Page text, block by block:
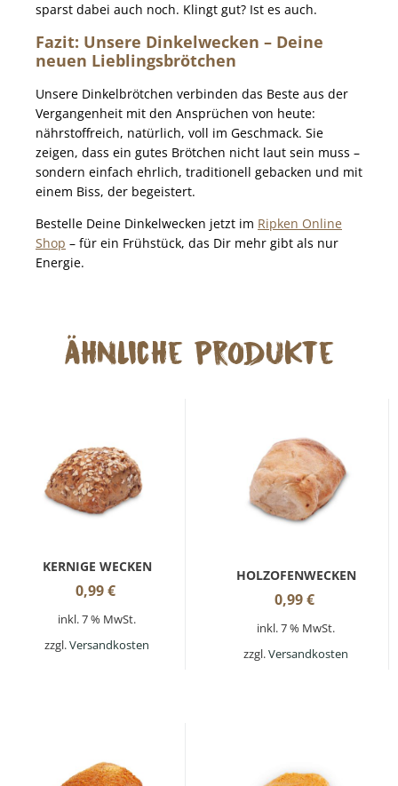
sparst dabei auch noch. Klingt gut? Ist es auch.
Fazit: Unsere Dinkelwecken – Deine
neuen Lieblingsbrötchen
Unsere Dinkelbrötchen verbinden das Beste aus der
Vergangenheit mit den Ansprüchen von heute:
nährstoffreich, natürlich, voll im Geschmack. Sie
zeigen, dass ein gutes Brötchen nicht laut sein muss –
sondern einfach ehrlich, traditionell gebacken und mit
einem Biss, der begeistert.
Bestelle Deine Dinkelwecken jetzt im Ripken Online
Shop – für ein Frühstück, das Dir mehr gibt als nur
Energie.
Ähnliche Produkte
KERNIGE WECKEN
0,99€
inkl. 7 % MwSt.
zzgl.Versandkosten
HOLZOFENWECKEN
0,99€
inkl. 7 % MwSt.
zzgl.Versandkosten